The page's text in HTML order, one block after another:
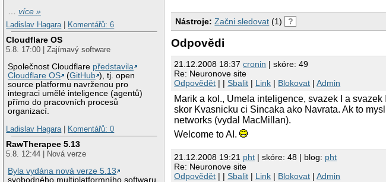
…více »
Ladislav Hagara
Komentářů: 6
Cloudflare OS
5.8. 17:00 | Zajímavý software
Společnost Cloudflare představila
Cloudflare OS
(GitHub ), tj. open
source platformu navrženou pro
integraci umělé inteligence (agentů)
přímo do pracovních procesů
organizací.
Ladislav Hagara
Komentářů: 0
RawTherapee 5.13
5.8. 12:44 | Nová verze
Byla vydána nová verze 5.13
svobodného multiplatformního softwaru
Nástroje: Začni sledovat (1) ?
Odpovědi
21.12.2008 18:37cronin | skóre: 49
Re: Neuronove site
Odpovědět | |Sbalit | Link | Blokovat |Admin
Marik a kol., Umela inteligence, svazek I a
skor Kvasnicku ci Sincaka ako Navrata. Ak to
networks (vydal MacMillan).
Welcome to AI.
21.12.2008 19:21 pht | skóre: 48 | blog: pht
Re: Neuronove site
Odpovědět | |Sbalit | Link | Blokovat |Admin